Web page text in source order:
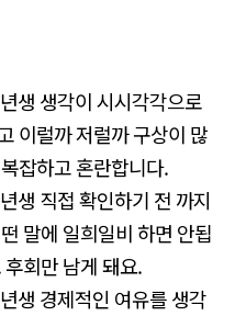
생 생각이 시시각각으로
이럴까 저럴까 구상이 많
잡하고 혼란합니다.
생 직접 확인하기 전 까지
말에 일희일비 하면 안됩
후회만 남게 돼요.
생 경제적인 여유를 생각